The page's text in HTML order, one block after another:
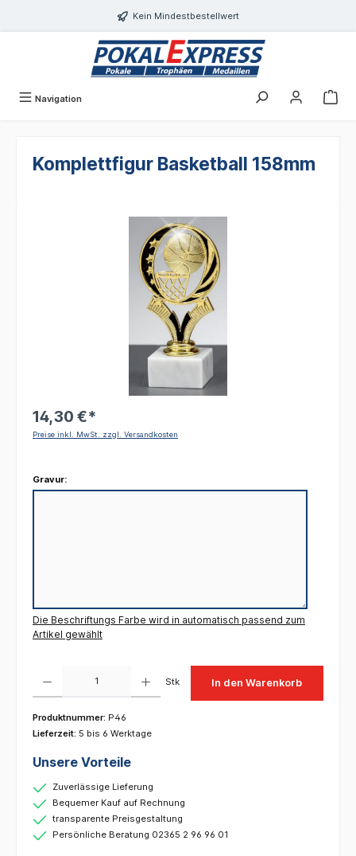
Kein Mindestbestellwert
Navigation
Komplettfigur Basketball 158mm
14,30 €*
Preise inkl. MwSt. zzgl. Versandkosten
Gravur:
Die Beschriftungs Farbe wird in automatisch passend zum
Artikel gewählt
Stk In den Warenkorb
Produktnummer: P46
Lieferzeit: 5 bis 6 Werktage
Unsere Vorteile
Zuverlässige Lieferung
Bequemer Kauf auf Rechnung
transparente Preisgestaltung
Persönliche Beratung 02365 2 96 96 01